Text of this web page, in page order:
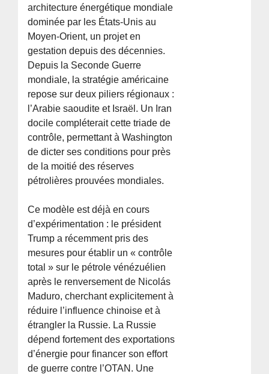
architecture énergétique mondiale
dominée par les États-Unis au
Moyen-Orient, un projet en
gestation depuis des décennies.
Depuis la Seconde Guerre
mondiale, la stratégie américaine
repose sur deux piliers régionaux :
l’Arabie saoudite et Israël. Un Iran
docile compléterait cette triade de
contrôle, permettant à Washington
de dicter ses conditions pour près
de la moitié des réserves
pétrolières prouvées mondiales.
Ce modèle est déjà en cours
d’expérimentation : le président
Trump a récemment pris des
mesures pour établir un « contrôle
total » sur le pétrole vénézuélien
après le renversement de Nicolás
Maduro, cherchant explicitement à
réduire l’influence chinoise et à
étrangler la Russie. La Russie
dépend fortement des exportations
d’énergie pour financer son effort
de guerre contre l’OTAN. Une